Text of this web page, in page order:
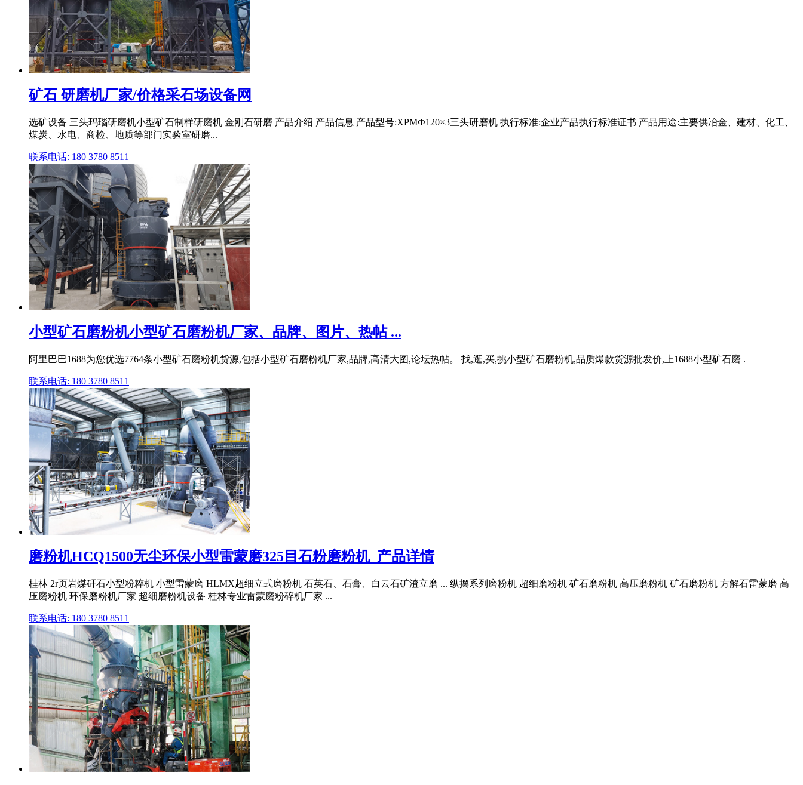
矿石 研磨机厂家/价格采石场设备网
选矿设备 三头玛瑙研磨机小型矿石制样研磨机 金刚石研磨 产品介绍 产品信息 产品型号:XPMФ120×3三头研磨机 执行标准:企业产品执行标准证书 产品用途:主要供冶金、建材、化工、
煤炭、水电、商检、地质等部门实验室研磨...
联系电话: 180 3780 8511
小型矿石磨粉机小型矿石磨粉机厂家、品牌、图片、热帖 ...
阿里巴巴1688为您优选7764条小型矿石磨粉机货源,包括小型矿石磨粉机厂家,品牌,高清大图,论坛热帖。 找,逛,买,挑小型矿石磨粉机,品质爆款货源批发价,上1688小型矿石磨 .
联系电话: 180 3780 8511
磨粉机HCQ1500无尘环保小型雷蒙磨325目石粉磨粉机_产品详情
桂林 2r页岩煤矸石小型粉粹机 小型雷蒙磨 HLMX超细立式磨粉机 石英石、石膏、白云石矿渣立磨 ... 纵摆系列磨粉机 超细磨粉机 矿石磨粉机 高压磨粉机 矿石磨粉机 方解石雷蒙磨 高
压磨粉机 环保磨粉机厂家 超细磨粉机设备 桂林专业雷蒙磨粉碎机厂家 ...
联系电话: 180 3780 8511